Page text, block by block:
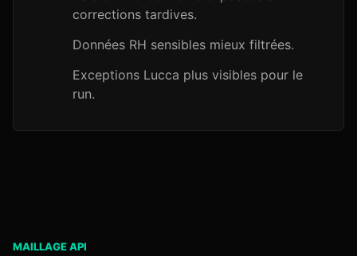
corrections tardives.
Données RH sensibles mieux filtrées.
Exceptions Lucca plus visibles pour le
run.
MAILLAGE API